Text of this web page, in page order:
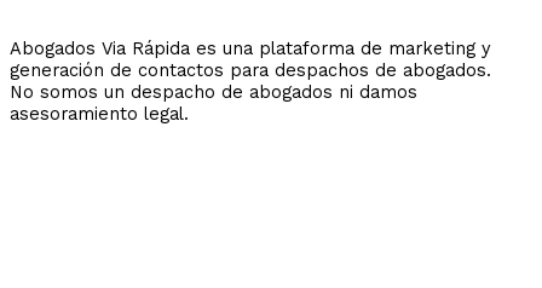
Abogados Via Rápida es una plataforma de marketing y
generación de contactos para despachos de abogados.
No somos un despacho de abogados ni damos
asesoramiento legal.